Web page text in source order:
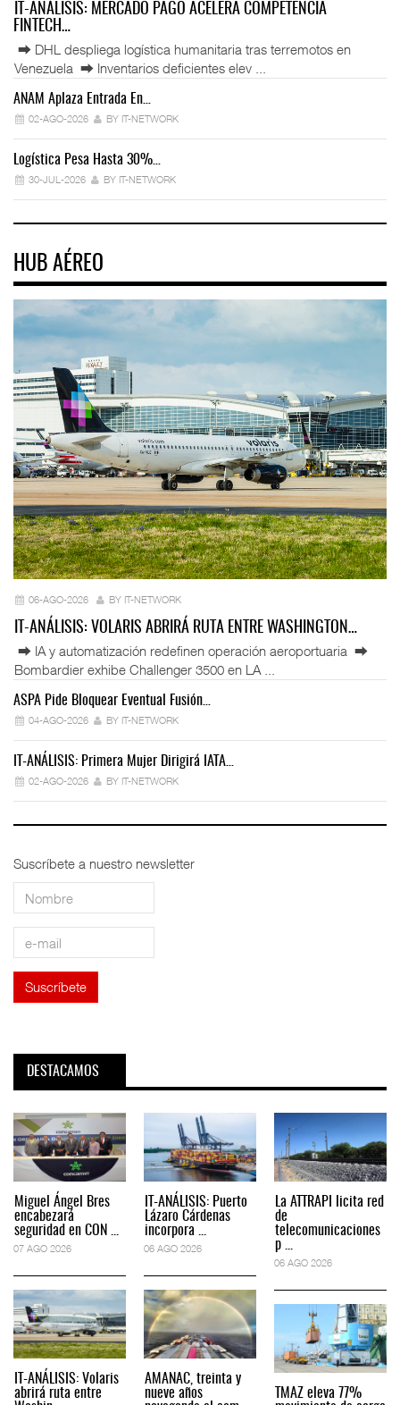
IT-ANÁLISIS: MERCADO PAGO ACELERA COMPETENCIA
FINTECH…
⮕ DHL despliega logística humanitaria tras terremotos en
Venezuela ⮕ Inventarios deficientes elev ...
ANAM Aplaza Entrada En…
02-AGO-2026 BY IT-NETWORK
Logística Pesa Hasta 30%…
30-JUL-2026 BY IT-NETWORK
HUB AÉREO
06-AGO-2026 BY IT-NETWORK
IT-ANÁLISIS: VOLARIS ABRIRÁ RUTA ENTRE WASHINGTON…
⮕ IA y automatización redefinen operación aeroportuaria ⮕
Bombardier exhibe Challenger 3500 en LA ...
ASPA Pide Bloquear Eventual Fusión…
04-AGO-2026 BY IT-NETWORK
IT-ANÁLISIS: Primera Mujer Dirigirá IATA…
02-AGO-2026 BY IT-NETWORK
Suscríbete a nuestro newsletter
DESTACAMOS
Miguel Ángel Bres
encabezará
seguridad en CON ...
07 AGO 2026
IT-ANÁLISIS: Volaris
abrirá ruta entre
IT-ANÁLISIS: Puerto
Lázaro Cárdenas
incorpora ...
06 AGO 2026
AMANAC, treinta y
nueve años
La ATTRAPI licita red
de
telecomunicaciones
p ...
06 AGO 2026
TMAZ eleva 77%